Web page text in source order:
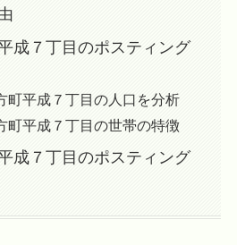
成７丁目のポスティング
町平成７丁目の人口を分析
町平成７丁目の世帯の特徴
成７丁目のポスティング